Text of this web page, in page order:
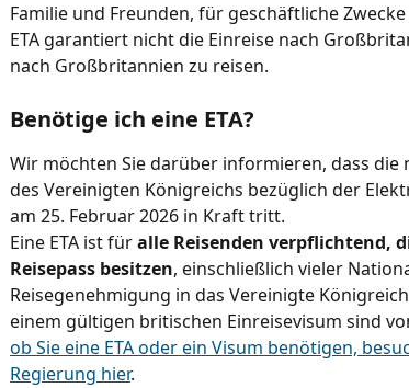
Familie und Freunden, für geschäftliche
ETA garantiert nicht die Einreise nach
nach Großbritannien zu reisen.
Benötige ich eine ETA?
Wir möchten Sie darüber informieren, dass
des Vereinigten Königreichs bezüglich der
am 25. Februar 2026 in Kraft tritt.
Eine ETA ist für alle Reisenden verpflichtend,
Reisepass besitzen, einschließlich vieler
Reisegenehmigung in das Vereinigte
einem gültigen britischen Einreisevisum sind
ob Sie eine ETA oder ein Visum benötigen,
Regierung hier.